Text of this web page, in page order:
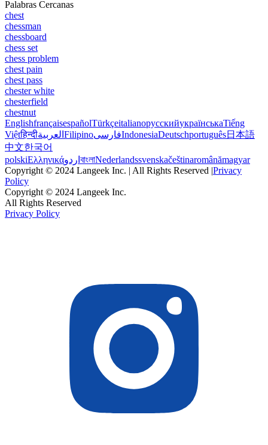
Palabras Cercanas
chest
chessman
chessboard
chess set
chess problem
chest pain
chest pass
chester white
chesterfield
chestnut
EnglishfrançaisespañolTürkçeitalianoрусскийукраїнськаTiếng
Việtहिन्दीالعربية FilipinoفارسیIndonesiaDeutschportuguês日本語
中文한국어
polskiΕλληνικάاردو বাংলাNederlandssvenskačeštinaromânămagyar
Copyright © 2024 Langeek Inc. | All Rights Reserved |Privacy
Policy
Copyright © 2024 Langeek Inc.
All Rights Reserved
Privacy Policy